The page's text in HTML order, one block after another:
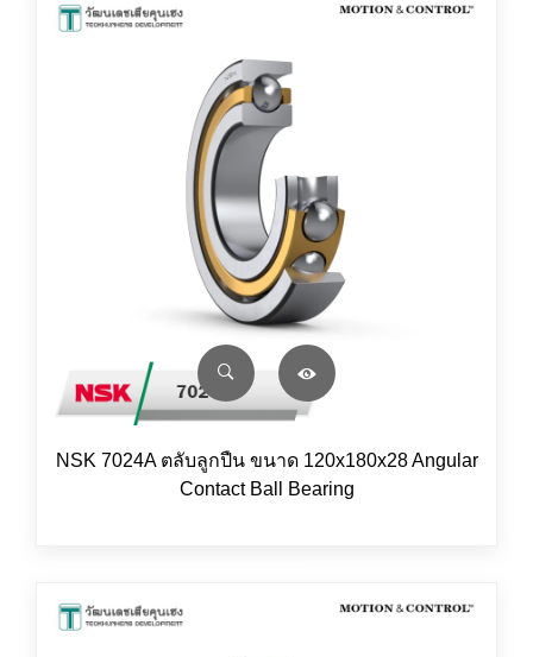
NSK 7024A ตลับลูกปืน ขนาด 120x180x28 Angular
Contact Ball Bearing